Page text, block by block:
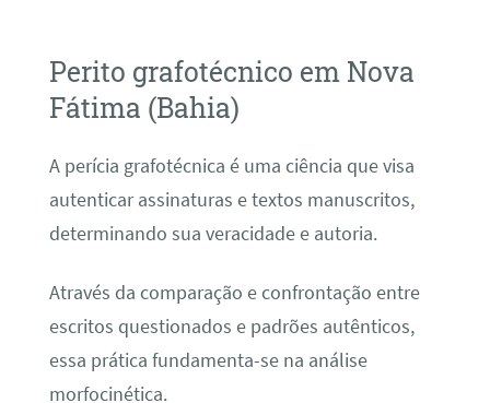
Perito grafotécnico em Nova
Fátima (Bahia)
A perícia grafotécnica é uma ciência que visa
autenticar assinaturas e textos manuscritos,
determinando sua veracidade e autoria.
Através da comparação e confrontação entre
escritos questionados e padrões autênticos,
essa prática fundamenta-se na análise
morfocinética.